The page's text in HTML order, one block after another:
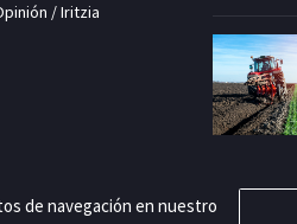
/ Iritzia
de navegación en nuestro